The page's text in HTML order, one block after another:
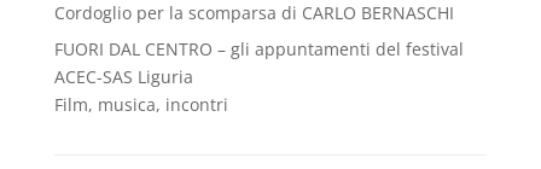
Cordoglio per la scomparsa di CARLO BERNASCHI
FUORI DAL CENTRO – gli appuntamenti del festival
ACEC-SAS Liguria
Film, musica, incontri